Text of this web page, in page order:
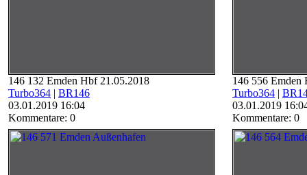
146 132 Emden Hbf 21.05.2018
Turbo364 | BR146
03.01.2019 16:04
Kommentare: 0
146 556 Emden
Turbo364 |
03.01.2019
Kommentare: 0